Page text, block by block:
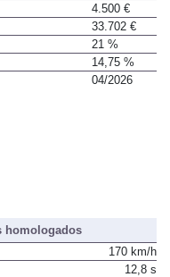
4.500 €
33.702 €
21 %
14,75 %
04/2026
homologados
170 km/h
12,8 s